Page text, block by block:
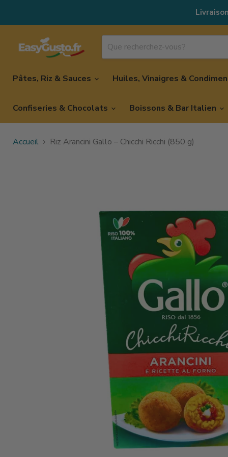
Pâtes, Riz & Sauces Huiles, Vinaigres &
Confiseries & Chocolats Boissons & Bar Italien
Accueil Riz Arancini Gallo – Chicchi Ricchi (850 g)